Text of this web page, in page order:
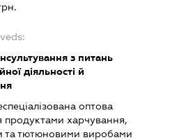
з питань
діяльності й
оптова
продуктами харчування,
та тютюновими виробами